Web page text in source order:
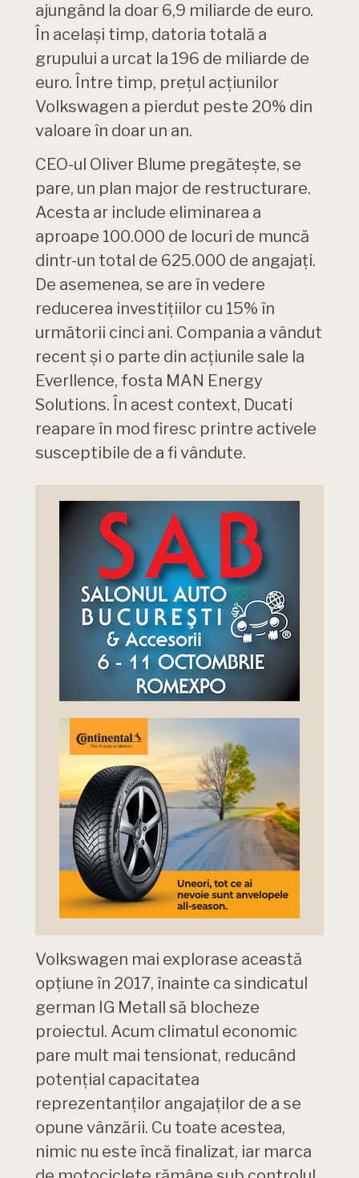
ajungând la doar 6,9 miliarde de euro.
În același timp, datoria totală a
grupului a urcat la 196 de miliarde de
euro. Între timp, prețul acțiunilor
Volkswagen a pierdut peste 20% din
valoare în doar un an.
CEO-ul Oliver Blume pregătește, se
pare, un plan major de restructurare.
Acesta ar include eliminarea a
aproape 100.000 de locuri de muncă
dintr-un total de 625.000 de angajați.
De asemenea, se are în vedere
reducerea investițiilor cu 15% în
următorii cinci ani. Compania a vândut
recent și o parte din acțiunile sale la
Everllence, fosta MAN Energy
Solutions. În acest context, Ducati
reapare în mod firesc printre activele
susceptibile de a fi vândute.
Volkswagen mai explorase această
opțiune în 2017, înainte ca sindicatul
german IG Metall să blocheze
proiectul. Acum climatul economic
pare mult mai tensionat, reducând
potențial capacitatea
reprezentanților angajaților de a se
opune vânzării. Cu toate acestea,
nimic nu este încă finalizat, iar marca